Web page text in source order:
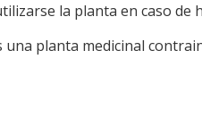
la planta en caso de
una planta medicinal